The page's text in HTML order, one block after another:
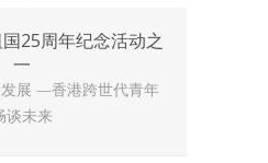
25周年纪念活动之
一
展 —香港跨世代青年
谈未来